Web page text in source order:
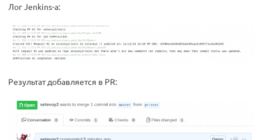
Лог Jenkins-а:
Результат добавляется в PR: